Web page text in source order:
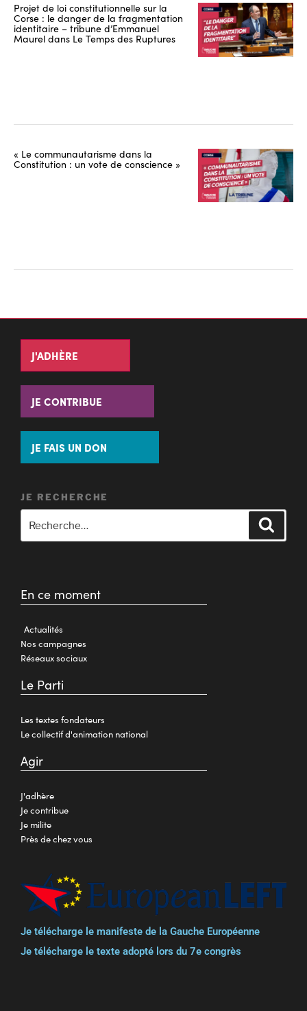
Projet de loi constitutionnelle sur la
Corse : le danger de la fragmentation
identitaire – tribune d’Emmanuel
Maurel dans Le Temps des Ruptures
« Le communautarisme dans la
Constitution : un vote de conscience »
J'ADHÈRE
JE CONTRIBUE
JE FAIS UN DON
JE RECHERCHE
En ce moment
Actualités
Nos campagnes
Réseaux sociaux
Le Parti
Les textes fondateurs
Le collectif d'animation national
Agir
J'adhère
Je contribue
Je milite
Près de chez vous
Je télécharge le manifeste de la Gauche Européenne
Je télécharge le texte adopté lors du 7e congrès